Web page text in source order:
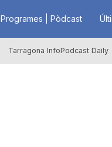
Programes | Pòdcast
Tarragona InfoPodcast Daily